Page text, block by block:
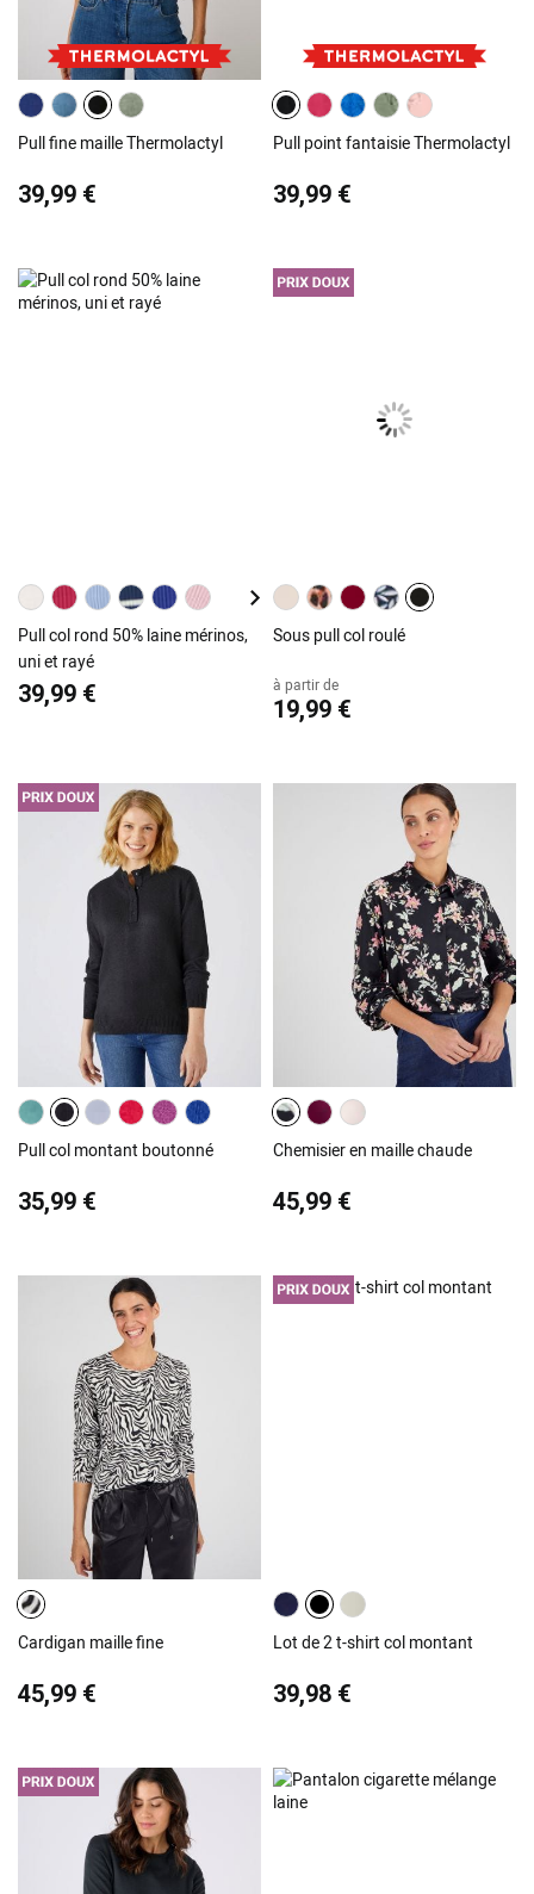
Pull fine maille Thermolactyl
39,99 €
Pull point fantaisie Thermolactyl
39,99 €
Pull col rond 50% laine mérinos,
uni et rayé
39,99 €
Sous pull col roulé
à partir de
19,99 €
Pull col montant boutonné
35,99 €
Chemisier en maille chaude
45,99 €
Cardigan maille fine
45,99 €
Lot de 2 t-shirt col montant
39,98 €